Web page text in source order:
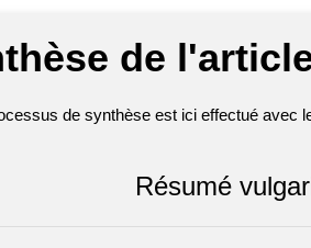
de
de synthèse est ici effectué avec
Résumé